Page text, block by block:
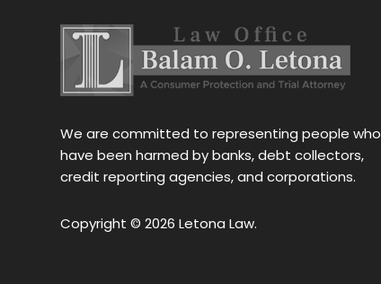
We are committed to representing people who
have been harmed by banks, debt collectors,
credit reporting agencies, and corporations.
Copyright © 2026 Letona Law.